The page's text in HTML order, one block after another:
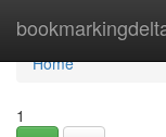
Home
Home
1